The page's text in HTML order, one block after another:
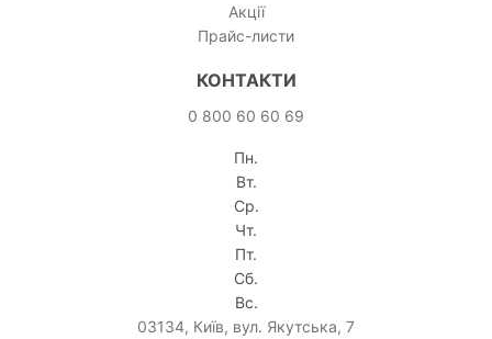
Акції
Прайс-листи
КОНТАКТИ
0 800 60 60 69
Пн.
Вт.
Ср.
Чт.
Пт.
Сб.
Вс.
03134, Київ, вул. Якутська, 7